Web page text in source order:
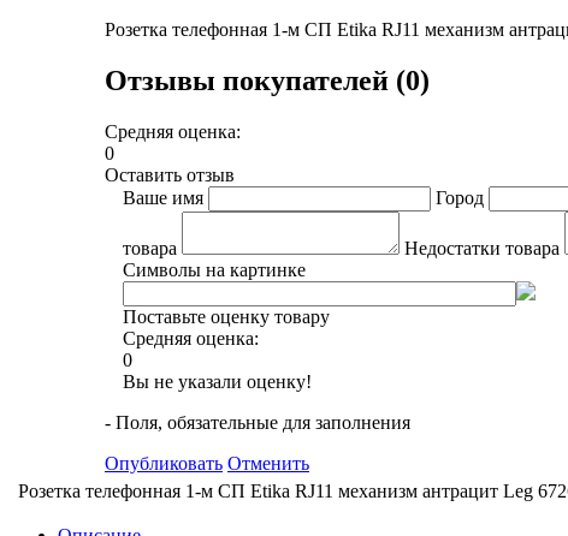
Розетка телефонная 1-м СП Etika RJ11 механизм
Отзывы покупателей (0)
Средняя оценка:
0
Оставить отзыв
Ваше имя
Город
товара
Недостатки товара
Символы на картинке
Поставьте оценку товару
Средняя оценка:
0
Вы не указали оценку!
- Поля, обязательные для заполнения
Опубликовать Отменить
Розетка телефонная 1-м СП Etika RJ11 механизм антрацит Leg